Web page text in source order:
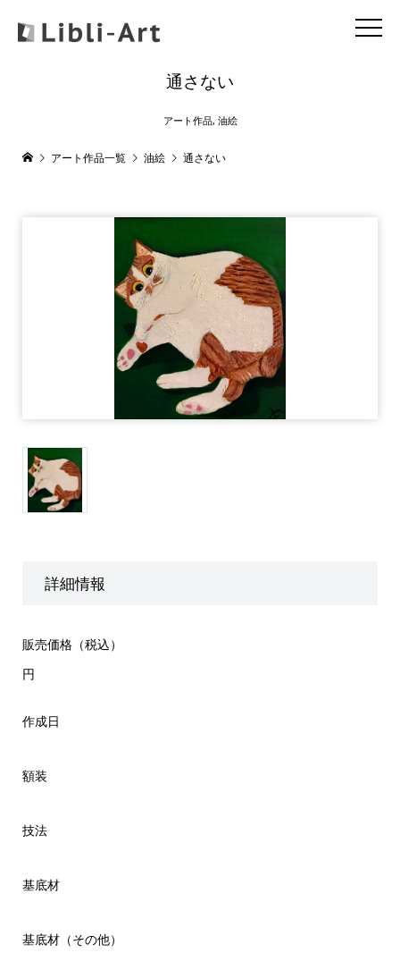
通さない
アート作品, 油絵
アート作品一覧 油絵 通さない
詳細情報
販売価格（税込）
円
作成日
額装
技法
基底材
基底材（その他）